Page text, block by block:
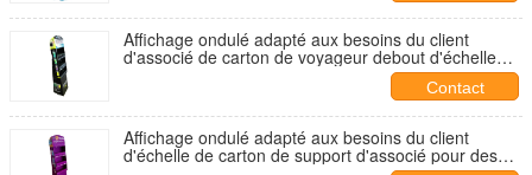
Affichage ondulé adapté aux besoins du client
d'associé de carton de voyageur debout d'échelle
pour des produits de soins de santé
Contact
Affichage ondulé adapté aux besoins du client
d'échelle de carton de support d'associé pour des